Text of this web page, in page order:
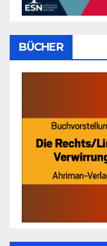
BÜCHER